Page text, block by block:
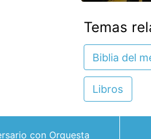
Temas
Biblia del
Libros
con Orquesta